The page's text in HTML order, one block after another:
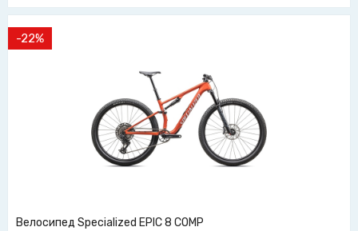
-22%
Велосипед Specialized EPIC 8 COMP